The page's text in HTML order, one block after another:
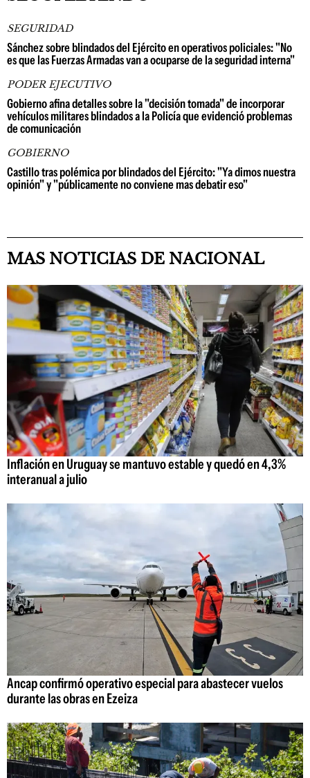
SEGURIDAD
Sánchez sobre blindados del Ejército en operativos policiales: "No
es que las Fuerzas Armadas van a ocuparse de la seguridad interna"
PODER EJECUTIVO
Gobierno afina detalles sobre la "decisión tomada" de incorporar
vehículos militares blindados a la Policía que evidenció problemas
de comunicación
GOBIERNO
Castillo tras polémica por blindados del Ejército: "Ya dimos nuestra
opinión" y "públicamente no conviene mas debatir eso"
MAS NOTICIAS DE NACIONAL
Inflación en Uruguay se mantuvo estable y quedó en 4,3%
interanual a julio
Ancap confirmó operativo especial para abastecer vuelos
durante las obras en Ezeiza